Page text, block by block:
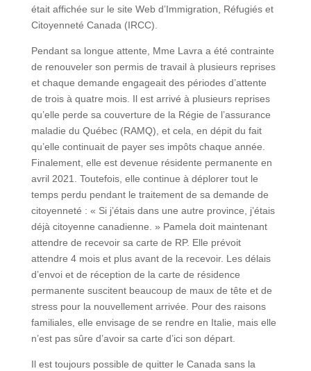
était affichée sur le site Web d’Immigration, Réfugiés et
Citoyenneté Canada (IRCC).
Pendant sa longue attente, Mme Lavra a été contrainte
de renouveler son permis de travail à plusieurs reprises
et chaque demande engageait des périodes d’attente
de trois à quatre mois. Il est arrivé à plusieurs reprises
qu’elle perde sa couverture de la Régie de l’assurance
maladie du Québec (RAMQ), et cela, en dépit du fait
qu’elle continuait de payer ses impôts chaque année.
Finalement, elle est devenue résidente permanente en
avril 2021. Toutefois, elle continue à déplorer tout le
temps perdu pendant le traitement de sa demande de
citoyenneté : « Si j’étais dans une autre province, j’étais
déjà citoyenne canadienne. » Pamela doit maintenant
attendre de recevoir sa carte de RP. Elle prévoit
attendre 4 mois et plus avant de la recevoir. Les délais
d’envoi et de réception de la carte de résidence
permanente suscitent beaucoup de maux de tête et de
stress pour la nouvellement arrivée. Pour des raisons
familiales, elle envisage de se rendre en Italie, mais elle
n’est pas sûre d’avoir sa carte d’ici son départ.
Il est toujours possible de quitter le Canada sans la